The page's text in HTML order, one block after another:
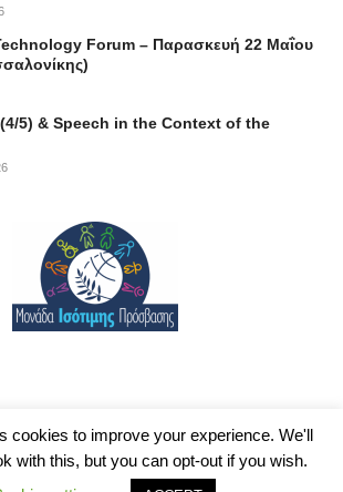
Forum – Παρασκευή 22 Μαΐου
5) & Speech in the Context of the
cookies to improve your experience. We'll
with this, but you can opt-out if you wish.